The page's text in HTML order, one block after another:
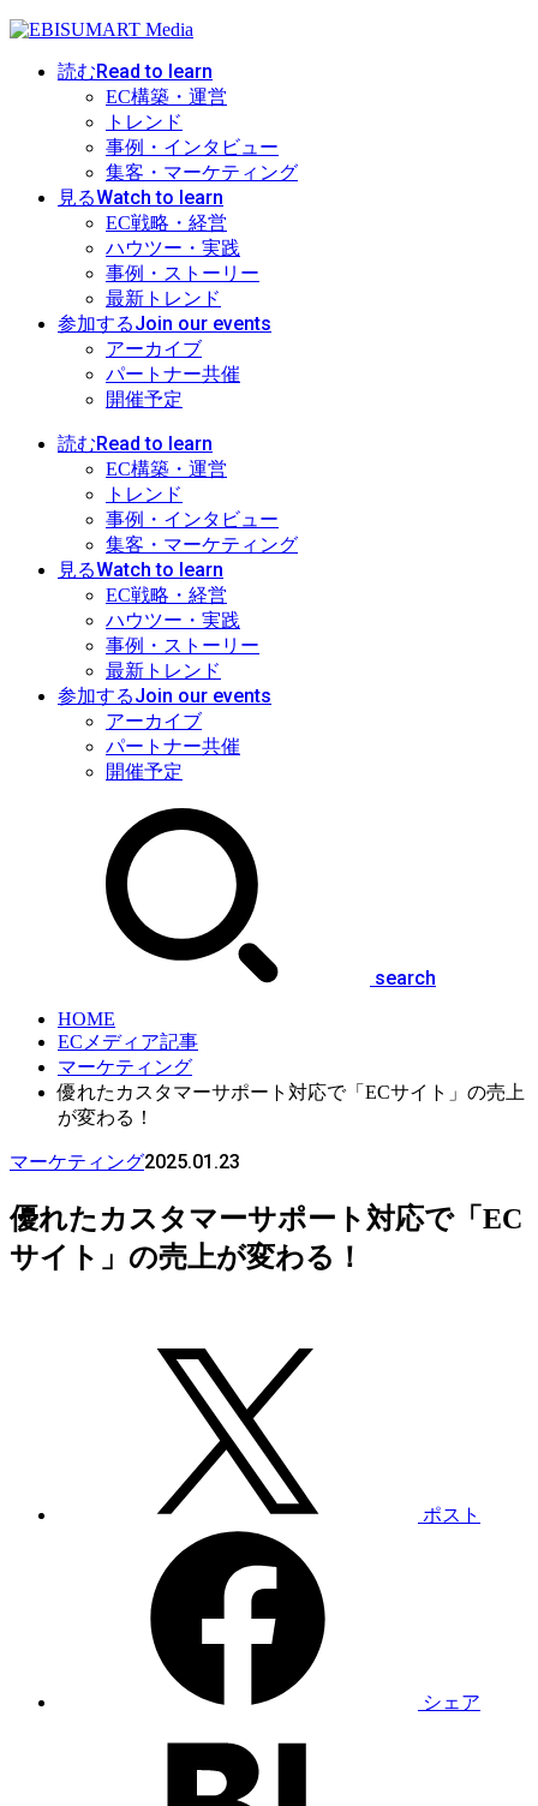
読むRead to learn
EC構築・運営
トレンド
事例・インタビュー
集客・マーケティング
見るWatch to learn
EC戦略・経営
ハウツー・実践
事例・ストーリー
最新トレンド
参加するJoin our events
アーカイブ
パートナー共催
開催予定
読むRead to learn
EC構築・運営
トレンド
事例・インタビュー
集客・マーケティング
見るWatch to learn
EC戦略・経営
ハウツー・実践
事例・ストーリー
最新トレンド
参加するJoin our events
アーカイブ
パートナー共催
開催予定
search
HOME
ECメディア記事
マーケティング
優れたカスタマーサポート対応で「ECサイト」の売上
が変わる！
マーケティング2025.01.23
優れたカスタマーサポート対応で「EC
サイト」の売上が変わる！
ポスト
シェア